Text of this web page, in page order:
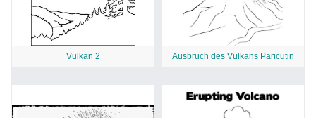
Vulkan 2 Ausbruch des Vulkans Paricutin